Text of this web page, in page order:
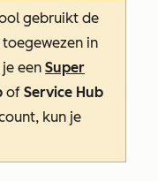
gebruikt de
in
een Super
of Service Hub
kun je